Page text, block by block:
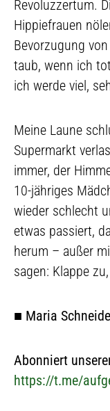
Revoluzzertum.
Hippiefrauen
Bevorzugung
taub, wenn ich
ich werde viel,
Meine Laune
Supermarkt
immer, der
10-jähriges
wieder schlecht
etwas passiert,
herum – außer
sagen: Klappe
■ Maria
Abonniert
https://t.me/